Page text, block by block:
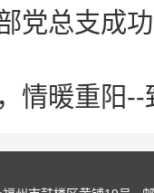
党总支成
情暖重阳